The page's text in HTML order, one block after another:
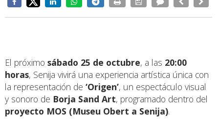
El próximo sábado 25 de octubre, a las 20:00
horas, Senija vivirá una experiencia artística única con
la representación de ‘Origen’, un espectáculo visual
y sonoro de Borja Sand Art, programado dentro del
proyecto MOS (Museu Obert a Senija).